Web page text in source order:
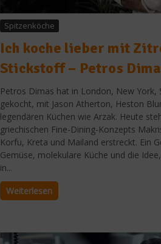
Spitzenköche
Ich koche lieber mit
Stickstoff – Petros
Petros Dimas hat in London, New York,
gekocht, mit Jason Atherton, Heston
legendären Küchen wie Arzak. Heute
griechischen Fine-Dining-Konzepts
Korfu, Kreta und Mailand erstreckt. Ein
Gemüse, molekulare Küche und die
in...
Weiterlesen